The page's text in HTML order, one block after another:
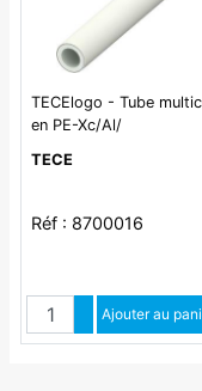
TECElogo - Tube
en PE-Xc/Al/
TECE
Réf : 8700016
QuantitéAugmenter
Diminuer
Ajouter au